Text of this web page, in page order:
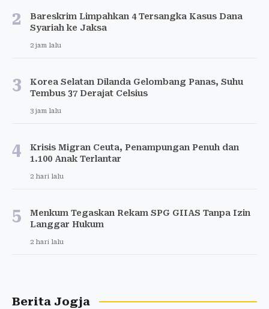
2
Bareskrim Limpahkan 4 Tersangka Kasus Dana
Syariah ke Jaksa
2 jam lalu
3
Korea Selatan Dilanda Gelombang Panas, Suhu
Tembus 37 Derajat Celsius
3 jam lalu
4
Krisis Migran Ceuta, Penampungan Penuh dan
1.100 Anak Terlantar
2 hari lalu
5
Menkum Tegaskan Rekam SPG GIIAS Tanpa Izin
Langgar Hukum
2 hari lalu
Berita Jogja